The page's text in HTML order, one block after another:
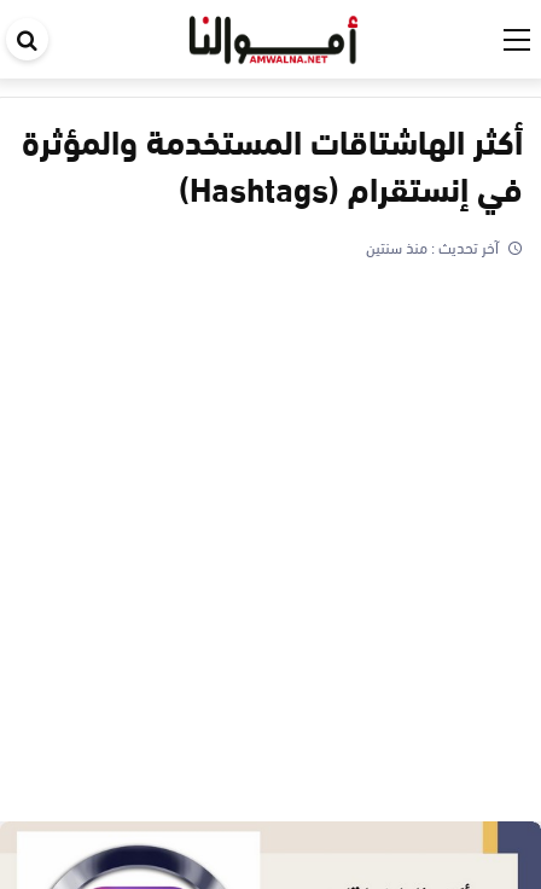
أكثر الهاشتاقات المستخدمة والمؤثرة
في إنستقرام (Hashtags)
آخر تحديث :منذ سنتين